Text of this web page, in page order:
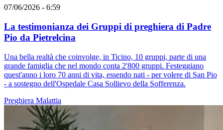
07/06/2026 - 6:59
La testimonianza dei Gruppi di preghiera di Padre
Pio da Pietrelcina
Una bella realtà che coinvolge, in Ticino, 10 gruppi, parte di una
grande famiglia che nel mondo conta 2'800 gruppi. Festeggiano
quest'anno i loro 70 anni di vita, essendo nati - per volere di San Pio
- a sostegno dell'Ospedale Casa Sollievo della Sofferenza.
Preghiera Malattia